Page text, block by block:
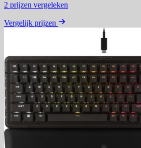
2 prijzen vergeleken
Vergelijk prijzen